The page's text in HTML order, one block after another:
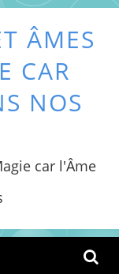
ÂMES
CAR
NOS
car l'Âme